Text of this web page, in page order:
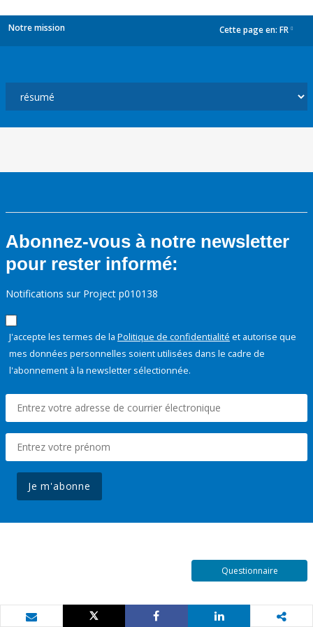
Notre mission Cette page en: FR
Abonnez-vous à notre newsletter
pour rester informé:
Notifications sur Project p010138
J'accepte les termes de la Politique de confidentialité et autorise que
mes données personnelles soient utilisées dans le cadre de
l'abonnement à la newsletter sélectionnée.
Je m'abonne
Questionnaire